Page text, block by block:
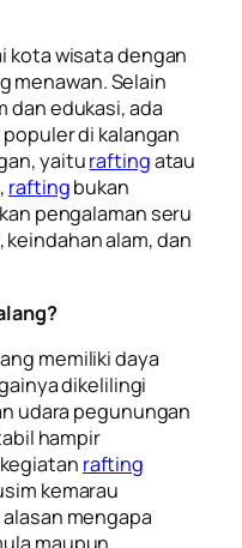
kota wisata dengan
menawan. Selain
dan edukasi, ada
di kalangan
yaituraftingatau
raftingbukan
pengalaman seru
alam, dan
memiliki daya
dikelilingi
udara pegunungan
hampir
rafting
kemarau
mengapa